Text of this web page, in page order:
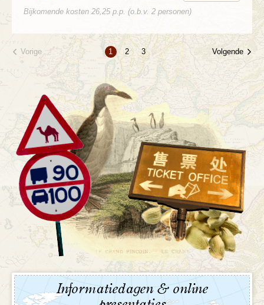
Bijkomende kosten 26,25 p.p. (o.b.v. 2 personen)
Vorige 1 2 3 Volgende
Informatiedagen & online